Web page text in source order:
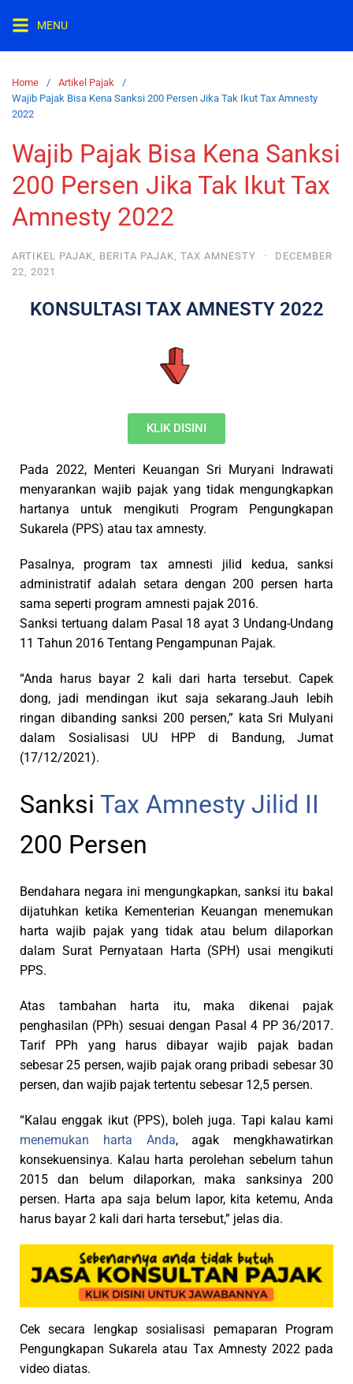
MENU
Home
Artikel Pajak
Wajib Pajak Bisa Kena Sanksi 200 Persen Jika Tak Ikut Tax Amnesty
2022
Wajib Pajak Bisa Kena Sanksi
200 Persen Jika Tak Ikut Tax
Amnesty 2022
ARTIKEL PAJAK, BERITA PAJAK, TAX AMNESTY ·
DECEMBER
22, 2021
KONSULTASI TAX AMNESTY 2022
KLIK DISINI
Pada 2022, Menteri Keuangan Sri Muryani Indrawati
menyarankan wajib pajak yang tidak mengungkapkan
hartanya untuk mengikuti Program Pengungkapan
Sukarela (PPS) atau tax amnesty.
Pasalnya, program tax amnesti jilid kedua, sanksi
administratif adalah setara dengan 200 persen harta
sama seperti program amnesti pajak 2016.
Sanksi tertuang dalam Pasal 18 ayat 3 Undang-Undang
11 Tahun 2016 Tentang Pengampunan Pajak.
“Anda harus bayar 2 kali dari harta tersebut. Capek
dong, jadi mendingan ikut saja sekarang.Jauh lebih
ringan dibanding sanksi 200 persen,” kata Sri Mulyani
dalam Sosialisasi UU HPP di Bandung, Jumat
(17/12/2021).
Sanksi Tax Amnesty Jilid II
200 Persen
Bendahara negara ini mengungkapkan, sanksi itu bakal
dijatuhkan ketika Kementerian Keuangan menemukan
harta wajib pajak yang tidak atau belum dilaporkan
dalam Surat Pernyataan Harta (SPH) usai mengikuti
PPS.
Atas tambahan harta itu, maka dikenai pajak
penghasilan (PPh) sesuai dengan Pasal 4 PP 36/2017.
Tarif PPh yang harus dibayar wajib pajak badan
sebesar 25 persen, wajib pajak orang pribadi sebesar 30
persen, dan wajib pajak tertentu sebesar 12,5 persen.
“Kalau enggak ikut (PPS), boleh juga. Tapi kalau kami
menemukan harta Anda, agak mengkhawatirkan
konsekuensinya. Kalau harta perolehan sebelum tahun
2015 dan belum dilaporkan, maka sanksinya 200
persen. Harta apa saja belum lapor, kita ketemu, Anda
harus bayar 2 kali dari harta tersebut,” jelas dia.
Cek secara lengkap sosialisasi pemaparan Program
Pengungkapan Sukarela atau Tax Amnesty 2022 pada
video diatas.